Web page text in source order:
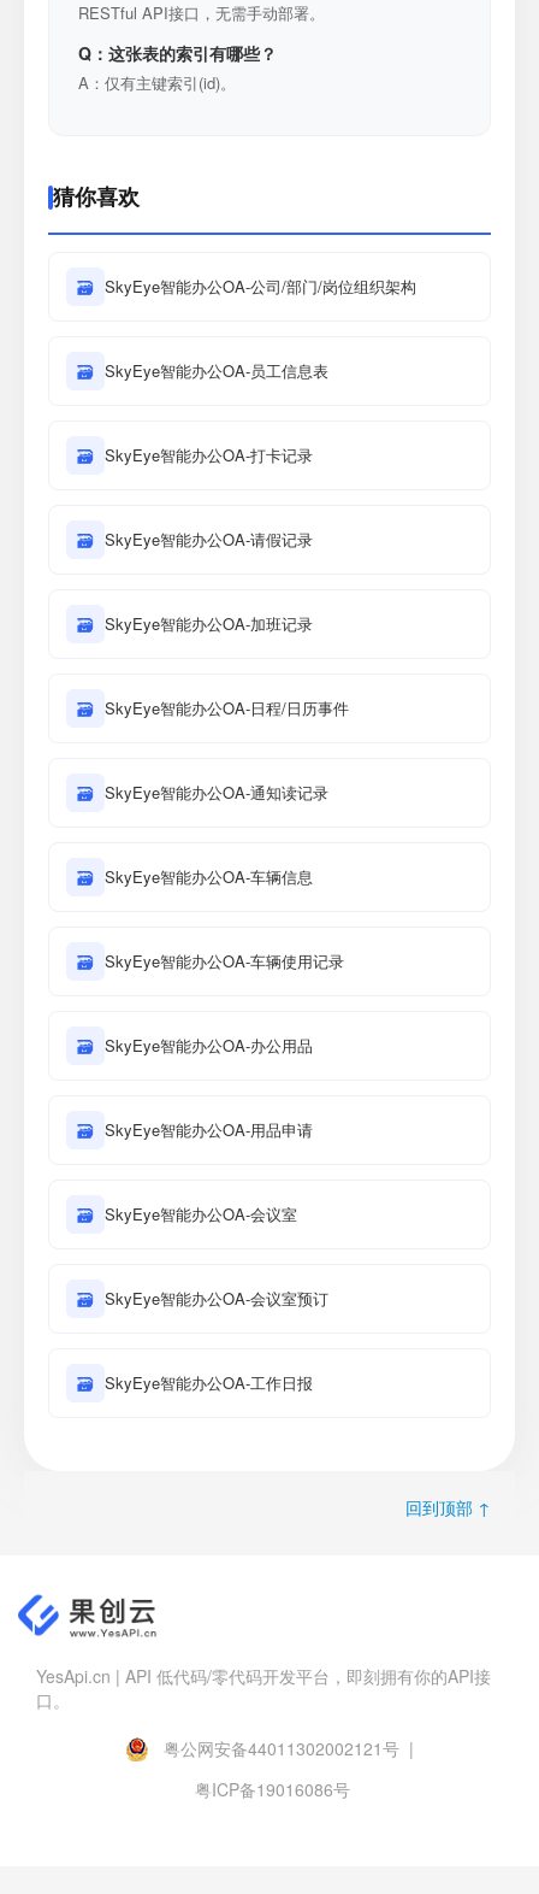
RESTful API接口，无需手动部署。
Q：这张表的索引有哪些？
A：仅有主键索引(id)。
猜你喜欢
🗃 SkyEye智能办公OA-公司/部门/岗位组织架构
🗃 SkyEye智能办公OA-员工信息表
🗃 SkyEye智能办公OA-打卡记录
🗃 SkyEye智能办公OA-请假记录
🗃 SkyEye智能办公OA-加班记录
🗃 SkyEye智能办公OA-日程/日历事件
🗃 SkyEye智能办公OA-通知读记录
🗃 SkyEye智能办公OA-车辆信息
🗃 SkyEye智能办公OA-车辆使用记录
🗃 SkyEye智能办公OA-办公用品
🗃 SkyEye智能办公OA-用品申请
🗃 SkyEye智能办公OA-会议室
🗃 SkyEye智能办公OA-会议室预订
🗃 SkyEye智能办公OA-工作日报
回到顶部 ↑
YesApi.cn | API 低代码/零代码开发平台，即刻拥有你的API接
口。
粤公网安备44011302002121号 |
粤ICP备19016086号